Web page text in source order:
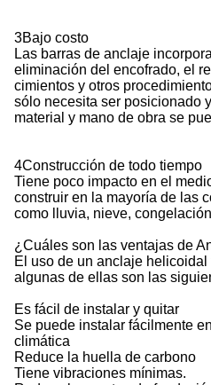
3Bajo costo
Las barras de anclaje
eliminación del encofrado, el
cimientos y otros
sólo necesita ser posicionado
material y mano de obra se
4Construcción de todo tiempo
Tiene poco impacto en el
construir en la mayoría de las
como lluvia, nieve,
¿Cuáles son las ventajas de
El uso de un anclaje
algunas de ellas son las
Es fácil de instalar y quitar
Se puede instalar fácilmente
climática
Reduce la huella de carbono
Tiene vibraciones mínimas.